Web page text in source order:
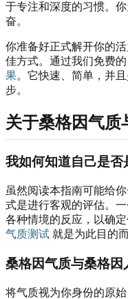
于专注和深度的习惯。
奋。
你准备好正式解开你的
佳方式。通过我们免费
果。它快速、简单，并
步。
关于桑格因气质
我如何知道自己是否
虽然阅读本指南可能给
式是进行客观的评估。
各种情境的反应，以确
气质测试 就是为此目的
桑格因气质与桑格因
将气质视为你身份的原